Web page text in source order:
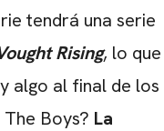
tendrá una serie
Rising, lo que
algo al final de los
Boys? La